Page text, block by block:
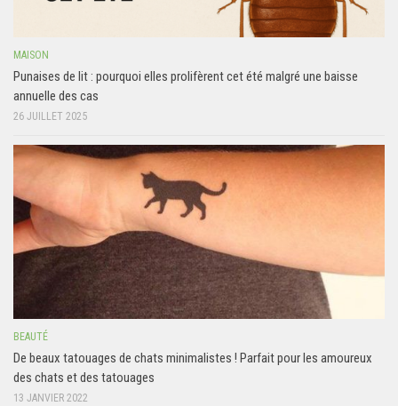
MAISON
Punaises de lit : pourquoi elles prolifèrent cet été malgré une baisse
annuelle des cas
26 JUILLET 2025
BEAUTÉ
De beaux tatouages ​​de chats minimalistes ! Parfait pour les amoureux
des chats et des tatouages
13 JANVIER 2022